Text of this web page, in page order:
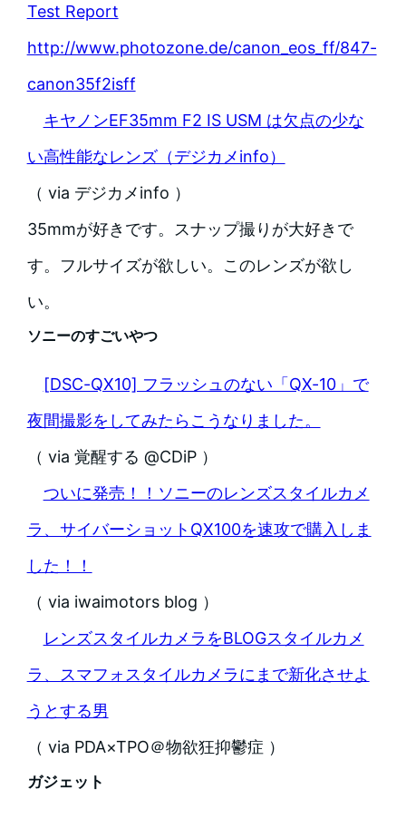
Test Report
http://www.photozone.de/canon_eos_ff/847-
canon35f2isff
キヤノンEF35mm F2 IS USM は欠点の少な
い高性能なレンズ（デジカメinfo）
（ via デジカメinfo ）
35mmが好きです。スナップ撮りが大好きで
す。フルサイズが欲しい。このレンズが欲し
い。
ソニーのすごいやつ
[DSC-QX10] フラッシュのない「QX-10」で
夜間撮影をしてみたらこうなりました。
（ via 覚醒する @CDiP ）
ついに発売！！ソニーのレンズスタイルカメ
ラ、サイバーショットQX100を速攻で購入しま
した！！
（ via iwaimotors blog ）
レンズスタイルカメラをBLOGスタイルカメ
ラ、スマフォスタイルカメラにまで新化させよ
うとする男
（ via PDA×TPO＠物欲狂抑鬱症 ）
ガジェット